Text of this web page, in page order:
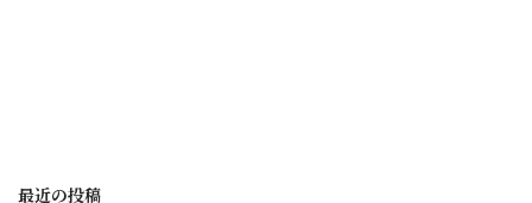
最近の投稿